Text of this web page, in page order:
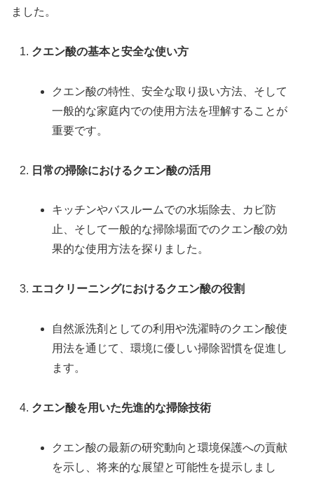
ました。
クエン酸の基本と安全な使い方
クエン酸の特性、安全な取り扱い方法、そして
一般的な家庭内での使用方法を理解することが
重要です。
日常の掃除におけるクエン酸の活用
キッチンやバスルームでの水垢除去、カビ防
止、そして一般的な掃除場面でのクエン酸の効
果的な使用方法を探りました。
エコクリーニングにおけるクエン酸の役割
自然派洗剤としての利用や洗濯時のクエン酸使
用法を通じて、環境に優しい掃除習慣を促進し
ます。
クエン酸を用いた先進的な掃除技術
クエン酸の最新の研究動向と環境保護への貢献
を示し、将来的な展望と可能性を提示しまし